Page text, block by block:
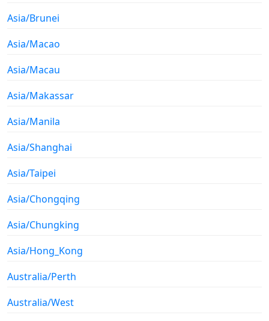
Asia/Brunei
Asia/Macao
Asia/Macau
Asia/Makassar
Asia/Manila
Asia/Shanghai
Asia/Taipei
Asia/Chongqing
Asia/Chungking
Asia/Hong_Kong
Australia/Perth
Australia/West